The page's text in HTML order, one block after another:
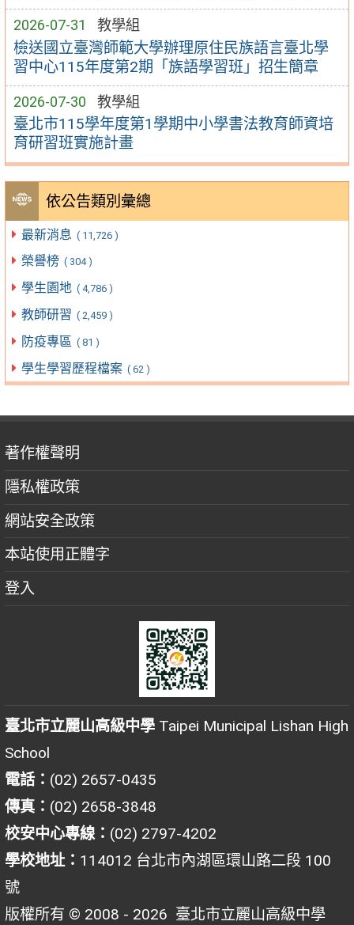
2026-07-31 教學組
檢送國立臺灣師範大學辦理原住民族語言臺北學
習中心115年度第2期「族語學習班」招生簡章
2026-07-30 教學組
臺北市115學年度第1學期中小學書法教育師資培
育研習班實施計畫
依公告類別彙總
最新消息 ( 11,726 )
榮譽榜 ( 304 )
學生園地 ( 4,786 )
教師研習 ( 2,459 )
防疫專區 ( 81 )
學生學習歷程檔案 ( 62 )
著作權聲明
隱私權政策
網站安全政策
本站使用正體字
登入
臺北市立麗山高級中學 Taipei Municipal Lishan High
School
電話： (02) 2657-0435
傳真： (02) 2658-3848
校安中心專線： (02) 2797-4202
學校地址： 114012 台北市內湖區環山路二段 100
號
版權所有 © 2008 - 2026 臺北市立麗山高級中學